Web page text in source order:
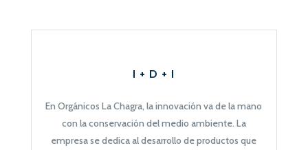
I + D + I
En Orgánicos La Chagra, la innovación va de la mano
con laconservación del medio ambiente. La
empresa se dedica al desarrollo de productos que